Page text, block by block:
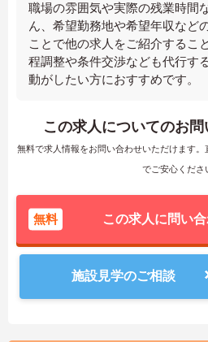
職場の雰囲気や実際の残業時間
ん、希望勤務地や希望年収など
ことで他の求人をご紹介するこ
程調整や条件交渉なども代行す
動がしたい方におすすめです。
この求人についてのお
無料で求人情報をお問い合わせいただけます
でご安心くださ
無料 この求人に問い
施設見学のご相談